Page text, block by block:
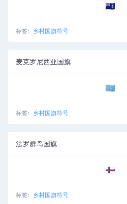
🇫🇰
标签: 乡村国旗符号
麦克罗尼西亚国旗
🇫🇲
标签: 乡村国旗符号
法罗群岛国旗
🇫🇴
标签: 乡村国旗符号